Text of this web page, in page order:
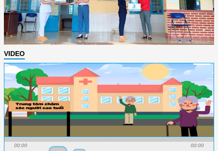
VIDEO
00:00 00:00